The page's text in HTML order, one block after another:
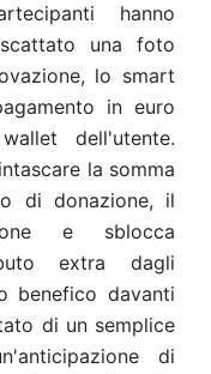
hanno
una foto
lo smart
in euro
dell'utente.
la somma
di donazione, il
e sblocca
extra dagli
benefico davanti
di un semplice
di